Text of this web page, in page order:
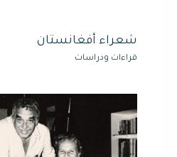
شعراء أفغانستان
قراءات ودراسات